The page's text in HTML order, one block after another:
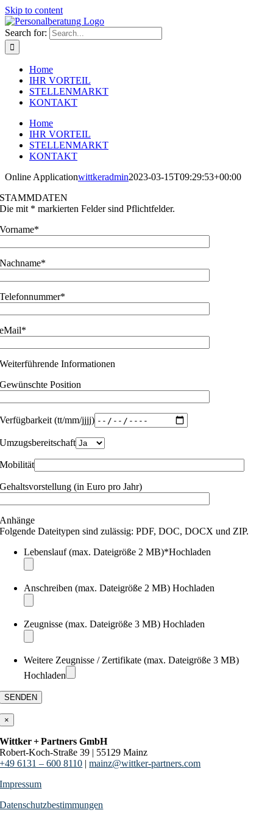
Skip to content
Search for:
Home
IHR VORTEIL
STELLENMARKT
KONTAKT
Home
IHR VORTEIL
STELLENMARKT
KONTAKT
Online Applicationwittkeradmin2023-03-15T09:29:53+00:00
STAMMDATEN
Die mit * markierten Felder sind Pflichtfelder.
Vorname*
Nachname*
Telefonnummer*
eMail*
Weiterführende Informationen
Gewünschte Position
Verfügbarkeit (tt/mm/jjjj)
Umzugsbereitschaft
Mobilität
Gehaltsvorstellung (in Euro pro Jahr)
Anhänge
Folgende Dateitypen sind zulässig: PDF, DOC, DOCX und ZIP.
Lebenslauf(max. Dateigröße 2 MB)*Hochladen
Anschreiben (max. Dateigröße 2 MB)Hochladen
Zeugnisse (max. Dateigröße 3 MB)Hochladen
Weitere Zeugnisse / Zertifikate(max. Dateigröße 3 MB)
Hochladen
×
Wittker + Partners GmbH
Robert-Koch-Straße 39 | 55129 Mainz
+49 6131 – 600 8110 |mainz@wittker-partners.com
Impressum
Datenschutzbestimmungen